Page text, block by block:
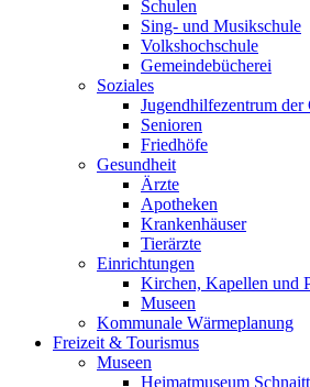
Schulen
Sing- und Musikschule
Volkshochschule
Gemeindebücherei
Soziales
Jugendhilfezentrum der
Senioren
Friedhöfe
Gesundheit
Ärzte
Apotheken
Krankenhäuser
Tierärzte
Einrichtungen
Kirchen, Kapellen und
Museen
Kommunale Wärmeplanung
Freizeit & Tourismus
Museen
Heimatmuseum